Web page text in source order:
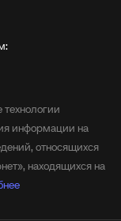
информации на
относящихся
находящихся на